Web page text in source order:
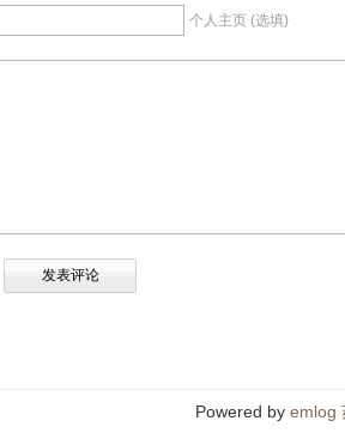
个人主页 (选填)
Powered by emlog